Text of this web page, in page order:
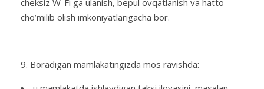
cheksiz W-Fi ga ulanish, bepul ovqatlanish va hatto
cho’milib olish imkoniyatlarigacha bor.
Boradigan mamlakatingizda mos ravishda: